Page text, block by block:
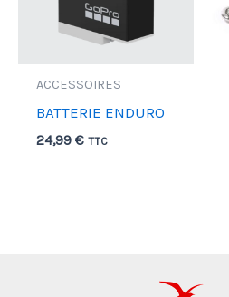
ACCESSOIRES
BATTERIE ENDURO
24,99€ TTC